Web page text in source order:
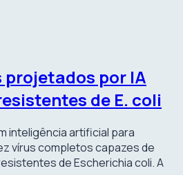
por IA
de E. coli
inteligência artificial para
vírus completos capazes de
de Escherichia coli. A